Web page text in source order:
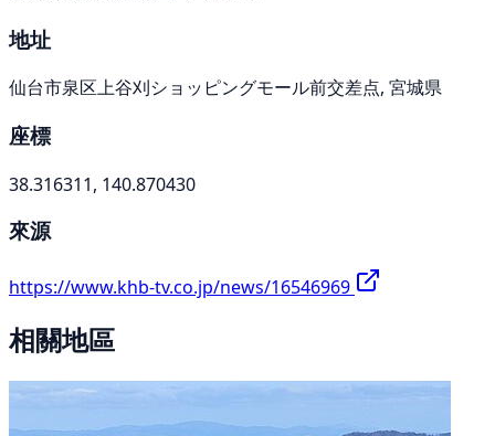
地址
仙台市泉区上谷刈ショッピングモール前交差点, 宮城県
座標
38.316311, 140.870430
來源
https://www.khb-tv.co.jp/news/16546969
相關地區